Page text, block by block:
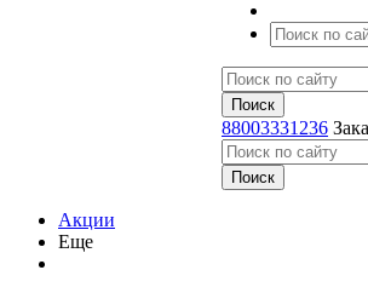
88003331236
Акции
Еще